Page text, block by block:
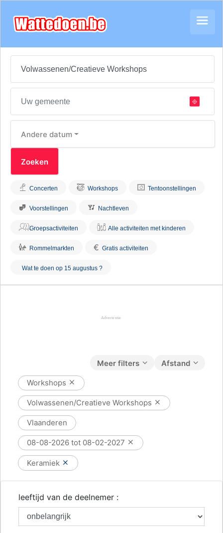
Andere datum
Concerten Workshops Tentoonstellingen
Voorstellingen Nachtleven
Groepsactiviteiten Alle activiteiten met kinderen
Rommelmarkten € Gratis activiteiten
Wat te doen op 15 augustus ?
Afstand
Meer filters
Workshops
Volwassenen/Creatieve Workshops
Vlaanderen
08-08-2026 tot 08-02-2027
Keramiek
leeftijd van de deelnemer :